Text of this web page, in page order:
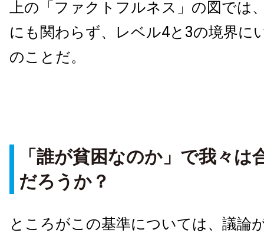
上の「ファクトフルネス」の図では
にも関わらず、レベル4と3の境界に
のことだ。
「誰が貧困なのか」で我々は
だろうか？
ところがこの基準については、議論